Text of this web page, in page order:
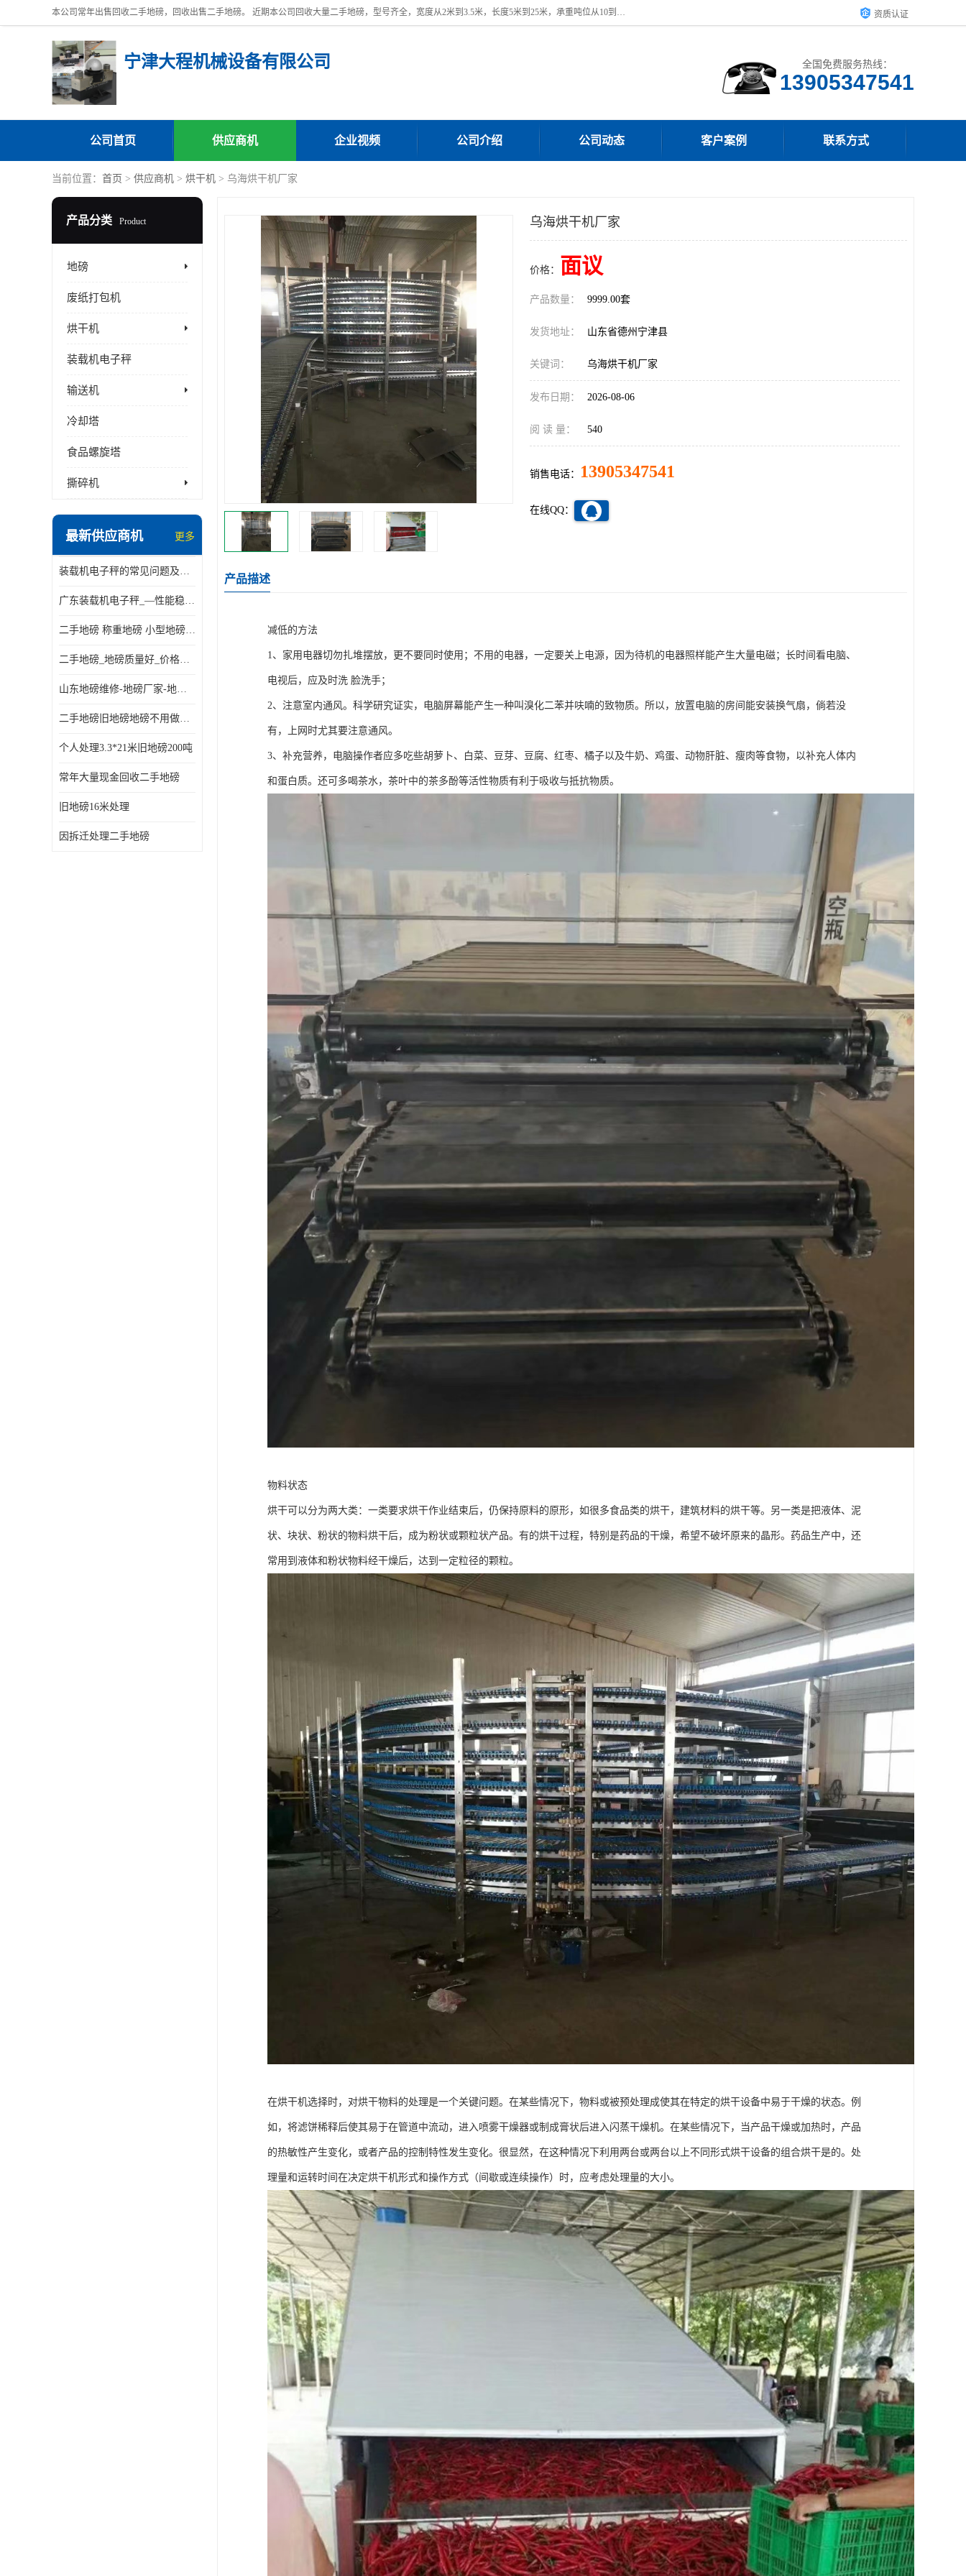
本公司常年出售回收二手地磅，回收出售二手地磅。 近期本公司回收大量二手地磅，型号齐全，宽度从2米到3.5米，长度5米到25米，承重吨位从10到200吨，成色7—9成新。 ? 使用年限6个月至2年，产品来源于个人闲置品，工矿企业停用品，因小换大而来。 精准度和新的一样， 二手地磅是内行人的选择，打个电话就省钱朋友您好等什么 资质认证
宁津大程机械设备有限公司 全国免费服务热线：
13905347541
公司首页 供应商机 企业视频 公司介绍 公司动态 客户案例 联系方式
当前位置： 首页 > 供应商机 > 烘干机 > 乌海烘干机厂家
产品分类 Product
地磅
废纸打包机
烘干机
装载机电子秤
输送机
冷却塔
食品螺旋塔
撕碎机
最新供应商机 更多
装载机电子秤的常见问题及解决方法介绍
广东装载机电子秤_—性能稳定—操作简单—品质可靠
二手地磅 称重地磅 小型地磅 一百吨地磅
二手地磅_地磅质量好_价格便宜这里找【地磅行家】
山东地磅维修-地磅厂家-地磅价格-二手地磅
二手地磅旧地磅地磅不用做地基
个人处理3.3*21米旧地磅200吨
常年大量现金回收二手地磅
旧地磅16米处理
因拆迁处理二手地磅
乌海烘干机厂家
价格： 面议
产品数量： 9999.00套
发货地址： 山东省德州宁津县
关键词： 乌海烘干机厂家
发布日期： 2026-08-06
阅 读 量： 540
销售电话： 13905347541
在线QQ：
产品描述
减低的方法
1、家用电器切勿扎堆摆放，更不要同时使用；不用的电器，一定要关上电源，因为待机的电器照样能产生大量电磁；长时间看电脑、
电视后，应及时洗 脸洗手；
2、注意室内通风。科学研究证实，电脑屏幕能产生一种叫溴化二苯并呋喃的致物质。所以，放置电脑的房间能安装换气扇，倘若没
有，上网时尤其要注意通风。
3、补充营养，电脑操作者应多吃些胡萝卜、白菜、豆芽、豆腐、红枣、橘子以及牛奶、鸡蛋、动物肝脏、瘦肉等食物，以补充人体内
和蛋白质。还可多喝茶水，茶叶中的茶多酚等活性物质有利于吸收与抵抗物质。
物料状态
烘干可以分为两大类：一类要求烘干作业结束后，仍保持原料的原形，如很多食品类的烘干，建筑材料的烘干等。另一类是把液体、泥
状、块状、粉状的物料烘干后，成为粉状或颗粒状产品。有的烘干过程，特别是药品的干燥，希望不破坏原来的晶形。药品生产中，还
常用到液体和粉状物料经干燥后，达到一定粒径的颗粒。
在烘干机选择时，对烘干物料的处理是一个关键问题。在某些情况下，物料或被预处理成使其在特定的烘干设备中易于干燥的状态。例
如，将滤饼稀释后使其易于在管道中流动，进入喷雾干燥器或制成膏状后进入闪蒸干燥机。在某些情况下，当产品干燥或加热时，产品
的热敏性产生变化，或者产品的控制特性发生变化。很显然，在这种情况下利用两台或两台以上不同形式烘干设备的组合烘干是的。处
理量和运转时间在决定烘干机形式和操作方式（间歇或连续操作）时，应考虑处理量的大小。